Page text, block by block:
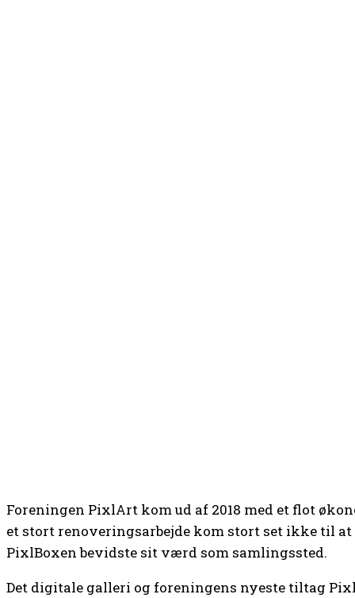
Foreningen PixlArt kom ud af 2018 med et flot
et stort renoveringsarbejde kom stort set ikke til
PixlBoxen bevidste sit værd som samlingssted.
Det digitale galleri og foreningens nyeste tiltag